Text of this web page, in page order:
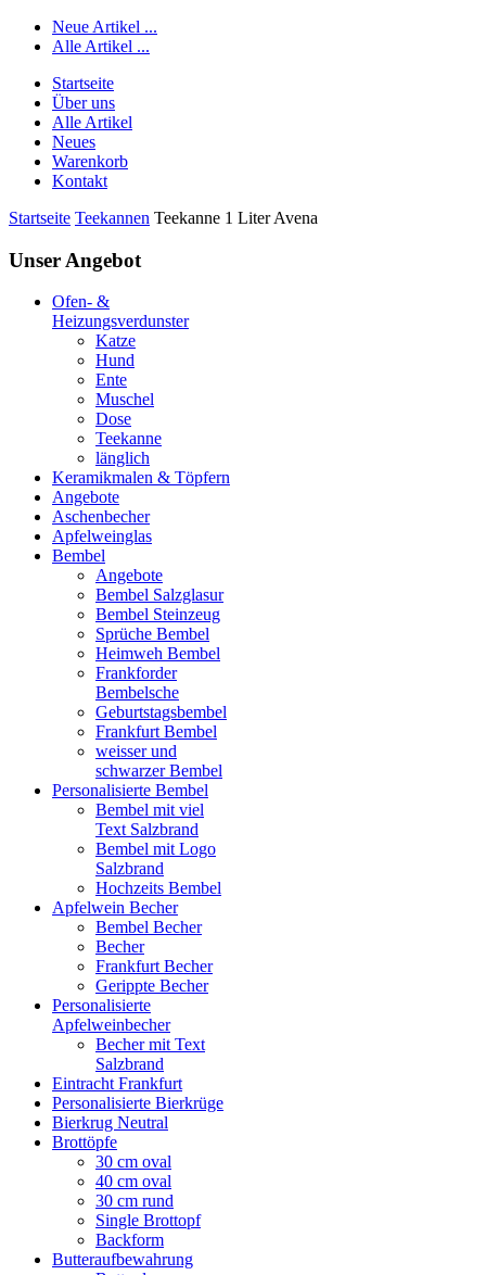
Neue Artikel ...
Alle Artikel ...
Startseite
Über uns
Alle Artikel
Neues
Warenkorb
Kontakt
Startseite Teekannen Teekanne 1 Liter Avena
Unser Angebot
Ofen- &
Heizungsverdunster
Katze
Hund
Ente
Muschel
Dose
Teekanne
länglich
Keramikmalen & Töpfern
Angebote
Aschenbecher
Apfelweinglas
Bembel
Angebote
Bembel Salzglasur
Bembel Steinzeug
Sprüche Bembel
Heimweh Bembel
Frankforder
Bembelsche
Geburtstagsbembel
Frankfurt Bembel
weisser und
schwarzer Bembel
Personalisierte Bembel
Bembel mit viel
Text Salzbrand
Bembel mit Logo
Salzbrand
Hochzeits Bembel
Apfelwein Becher
Bembel Becher
Becher
Frankfurt Becher
Gerippte Becher
Personalisierte
Apfelweinbecher
Becher mit Text
Salzbrand
Eintracht Frankfurt
Personalisierte Bierkrüge
Bierkrug Neutral
Brottöpfe
30 cm oval
40 cm oval
30 cm rund
Single Brottopf
Backform
Butteraufbewahrung